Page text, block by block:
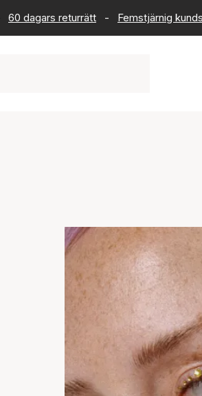
60 dagars returrätt - Femstjärnig